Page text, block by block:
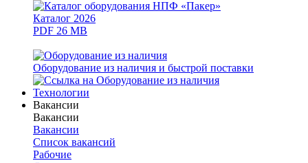
Каталог 2026
PDF 26 MB
Оборудование из наличия и быстрой поставки
Технологии
Вакансии
Вакансии
Вакансии
Список вакансий
Рабочие